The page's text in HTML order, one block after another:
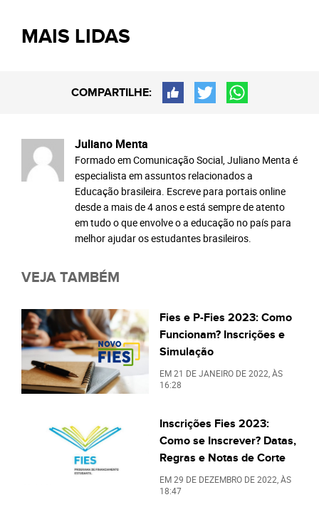
MAIS LIDAS
COMPARTILHE:
Juliano Menta
Formado em Comunicação Social, Juliano Menta é
especialista em assuntos relacionados a
Educação brasileira. Escreve para portais online
desde a mais de 4 anos e está sempre de atento
em tudo o que envolve o a educação no país para
melhor ajudar os estudantes brasileiros.
VEJA TAMBÉM
Fies e P-Fies 2023: Como
Funcionam? Inscrições e
Simulação
EM21 DE JANEIRO DE 2022 , ÀS
16:28
Inscrições Fies 2023:
Como se Inscrever? Datas,
Regras e Notas de Corte
EM29 DE DEZEMBRO DE 2022 , ÀS
18:47